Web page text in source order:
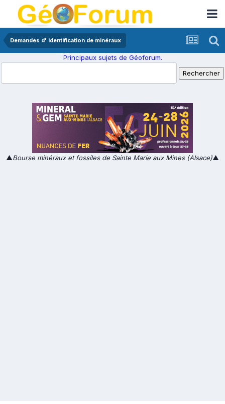
Demandes d' identification de minéraux
Principaux sujets de Géoforum.
▲Bourse minéraux et fossiles de Sainte Marie aux Mines (Alsace)▲